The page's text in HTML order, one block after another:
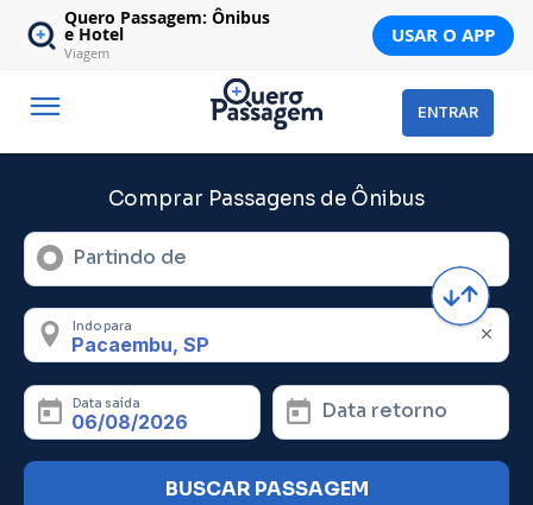
Quero Passagem: Ônibus
e Hotel
Viagem
USAR O APP
ENTRAR
Comprar Passagens de Ônibus
Partindo de
Indo para
Data saída Data retorno
BUSCAR PASSAGEM